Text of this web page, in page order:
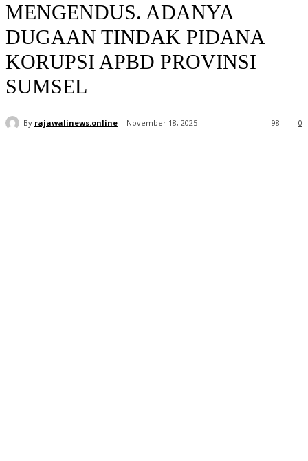
MENGENDUS. ADANYA
DUGAAN TINDAK PIDANA
KORUPSI APBD PROVINSI
SUMSEL
By rajawalinews.online November 18, 2025 0
98